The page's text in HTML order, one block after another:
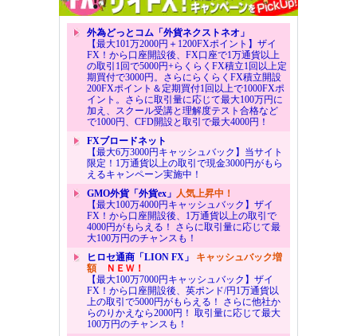
外為どっとコム「外貨ネクストネオ」
【最大101万2000円＋1200FXポイント】ザイ
FX！から口座開設後、FX口座で1万通貨以上
の取引1回で5000円+らくらくFX積立1回以上定
期買付で3000円。さらにらくらくFX積立開設
200FXポイント＆定期買付1回以上で1000FXポ
イント。さらに取引量に応じて最大100万円に
加え、スクール受講と理解度テスト合格など
で1000円、CFD開設と取引で最大4000円！
FXブロードネット
【最大6万3000円キャッシュバック】当サイト
限定！1万通貨以上の取引で現金3000円がもら
えるキャンペーン実施中！
GMO外貨「外貨ex」 人気上昇中！
【最大100万4000円キャッシュバック】ザイ
FX！から口座開設後、1万通貨以上の取引で
4000円がもらえる！ さらに取引量に応じて最
大100万円のチャンスも！
ヒロセ通商「LION FX」 キャッシュバック増
額ＮＥＷ！
【最大100万7000円キャッシュバック】ザイ
FX！から口座開設後、英ポンド/円1万通貨以
上の取引で5000円がもらえる！ さらに他社か
らのりかえなら2000円！ 取引量に応じて最大
100万円のチャンスも！